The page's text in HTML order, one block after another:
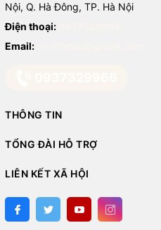
Nội, Q. Hà Đông, TP. Hà Nội
Điện thoại:
Email:
THÔNG TIN
TỔNG ĐÀI HỖ TRỢ
LIÊN KẾT XÃ HỘI